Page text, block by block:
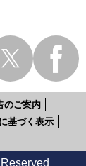
のご案内
基づく表示